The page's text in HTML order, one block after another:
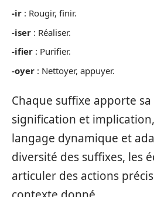
-ir : Rougir, finir.
-iser : Réaliser.
-ifier : Purifier.
-oyer : Nettoyer, appuyer.
Chaque suffixe apporte
signification et
langage dynamique et
diversité des suffixes, les
articuler des actions